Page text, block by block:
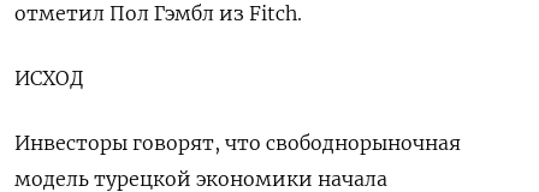
отметил Пол Гэмбл из Fitch.
ИСХОД
Инвесторы говорят, что свободнорыночная
модель турецкой экономики начала